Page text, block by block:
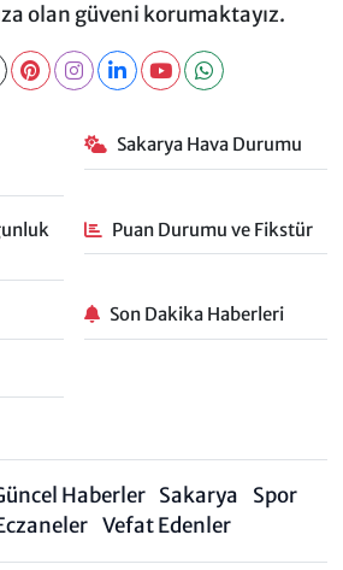
olan güveni korumaktayız.
Sakarya Hava Durumu
Puan Durumu ve Fikstür
Son Dakika Haberleri
Haberler Sakarya
Spor
Vefat Edenler